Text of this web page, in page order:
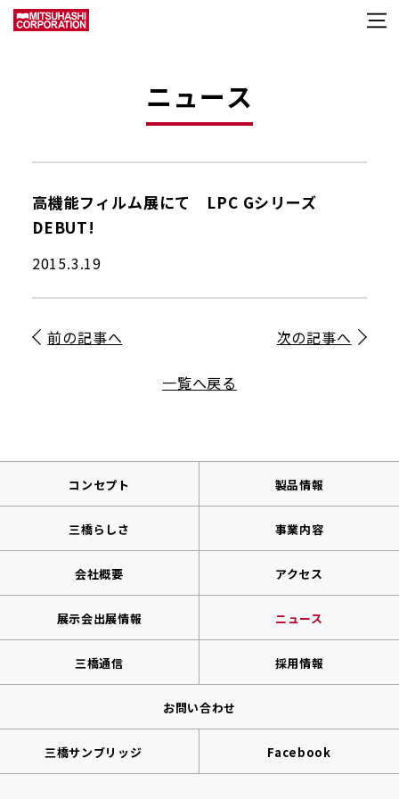
ニュース
高機能フィルム展にて LPC Gシリーズ
DEBUT!
2015.3.19
前の記事へ
一覧へ戻る
次の記事へ
コンセプト 製品情報
三橋らしさ 事業内容
会社概要 アクセス
展示会出展情報 ニュース
三橋通信 採用情報
お問い合わせ
三橋サンブリッジ Facebook